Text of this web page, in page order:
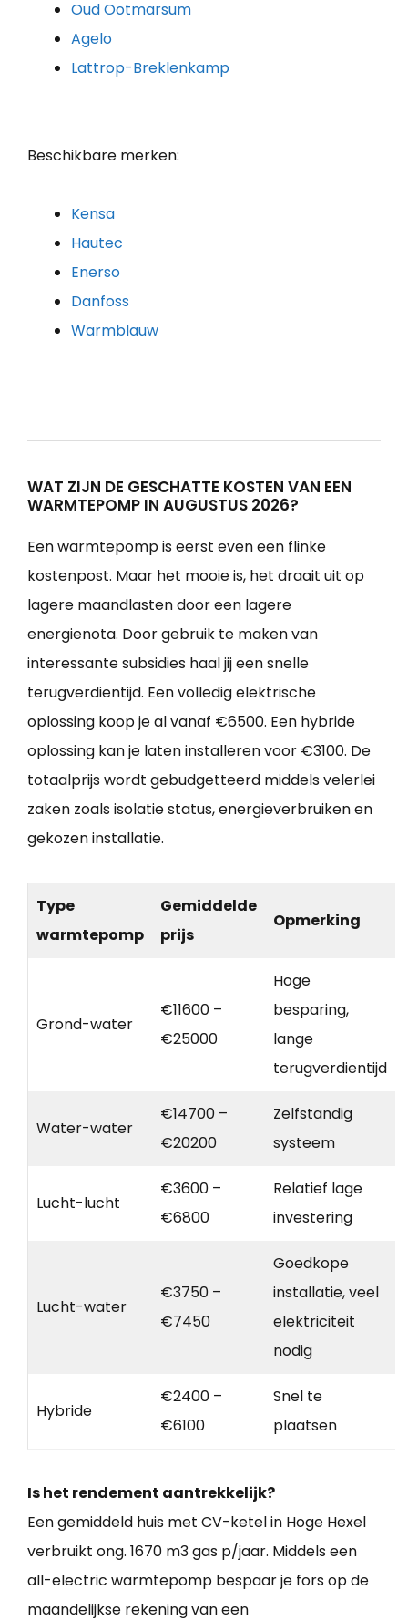
Oud Ootmarsum
Agelo
Lattrop-Breklenkamp
Beschikbare merken:
Kensa
Hautec
Enerso
Danfoss
Warmblauw
WAT ZIJN DE GESCHATTE KOSTEN VAN EEN
WARMTEPOMP IN AUGUSTUS 2026?
Een warmtepomp is eerst even een flinke
kostenpost. Maar het mooie is, het draait uit op
lagere maandlasten door een lagere
energienota. Door gebruik te maken van
interessante subsidies haal jij een snelle
terugverdientijd. Een volledig elektrische
oplossing koop je al vanaf €6500. Een hybride
oplossing kan je laten installeren voor €3100. De
totaalprijs wordt gebudgetteerd middels velerlei
zaken zoals isolatie status, energieverbruiken en
gekozen installatie.
Type
warmtepomp
Gemiddelde
prijs
Opmerking
Grond-water
€11600 –
€25000
Hoge
besparing,
lange
terugverdientijd
Water-water
€14700 –
€20200
Zelfstandig
systeem
Lucht-lucht
€3600 –
€6800
Relatief lage
investering
Lucht-water
€3750 –
€7450
Goedkope
installatie, veel
elektriciteit
nodig
Hybride
€2400 –
€6100
Snel te
plaatsen
Is het rendement aantrekkelijk?
Een gemiddeld huis met CV-ketel in Hoge Hexel
verbruikt ong. 1670 m3 gas p/jaar. Middels een
all-electric warmtepomp bespaar je fors op de
maandelijkse rekening van een